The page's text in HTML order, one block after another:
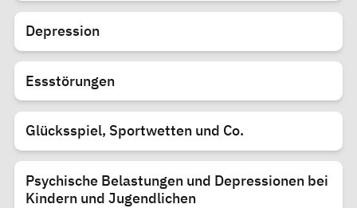
Depression
Essstörungen
Glücksspiel, Sportwetten und Co.
Psychische Belastungen und Depressionen bei
Kindern und Jugendlichen